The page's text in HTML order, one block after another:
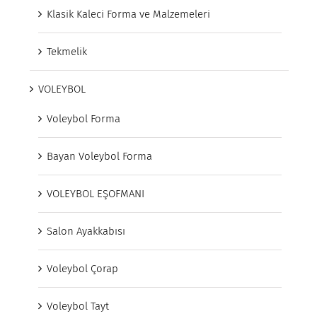
Klasik Kaleci Forma ve Malzemeleri
Tekmelik
VOLEYBOL
Voleybol Forma
Bayan Voleybol Forma
VOLEYBOL EŞOFMANI
Salon Ayakkabısı
Voleybol Çorap
Voleybol Tayt